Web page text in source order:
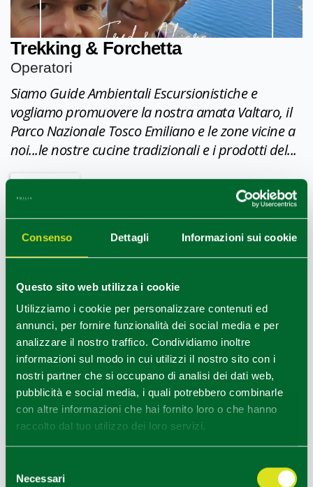
Consenso Dettagli Informazioni sui cookie
Questo sito web utilizza i cookie
Utilizziamo i cookie per personalizzare contenuti ed
annunci, per fornire funzionalità dei social media e per
analizzare il nostro traffico. Condividiamo inoltre
informazioni sul modo in cui utilizzi il nostro sito con i
nostri partner che si occupano di analisi dei dati web,
pubblicità e social media, i quali potrebbero combinarle
con altre informazioni che hai fornito loro o che hanno
raccolto dal tuo utilizzo dei loro servizi.
delNecessari
Trekking & Forchetta
Operatori
Siamo Guide Ambientali Escursionistiche e
vogliamo promuovere la nostra amata Valtaro, il
Parco Nazionale Tosco Emiliano e le zone vicine a
noi...le nostre cucine tradizionali e i prodotti del...
Food Valley Travel & Leisure
Operatori
Food Valley Travel & Leisure è Incoming Tour
Operator & Destination Management Company